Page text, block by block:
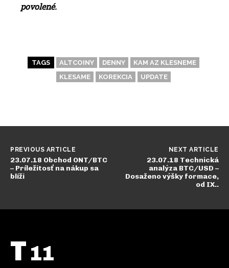
povolené.
TAGS ALTCOINY DENNY
KAM AZ KLESNEME
KLESAME
KOREKCIA UPDATE
PREVIOUS ARTICLE
23.07.18 Obchod ONT/BTC
– Príležitosť na nákup sa
blíži
NEXT ARTICLE
23.07.18 Technická
analýza BTC/USD –
Dosaženo výšky formace,
od IX..
T 11